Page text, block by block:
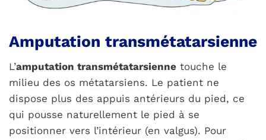
Amputation transmétatarsienne
L’amputation transmétatarsiennetouche le
milieu des os métatarsiens. Le patient ne
dispose plus des appuis antérieurs du pied, ce
qui pousse naturellement le pied à se
positionner vers l’intérieur (en valgus). Pour